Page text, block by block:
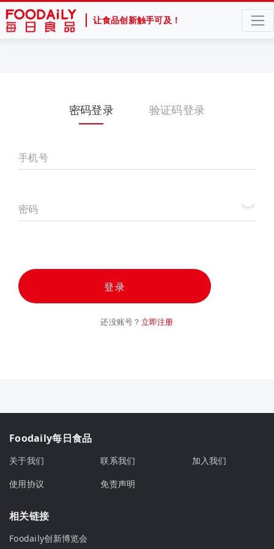
让食品创新触手可及！
密码登录 验证码登录
手机号
密码
登录
还没账号？ 立即注册
Foodaily每日食品
关于我们 联系我们
加入我们
使用协议
免责声明
相关链接
Foodaily创新博览会